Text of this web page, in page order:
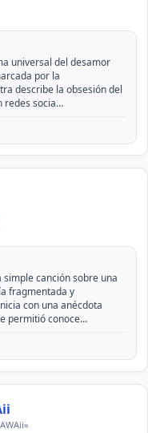
universal del desamor
por la
describe la obsesión del
redes socia…
canción sobre una
fragmentada y
con una anécdota
permitió conoce…